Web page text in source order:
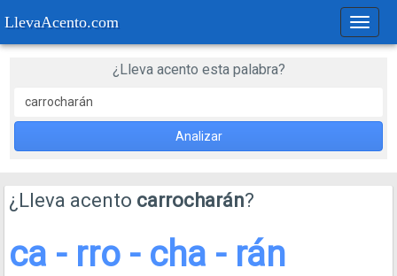
LlevaAcento.com
de
¿Lleva acento esta palabra?
Analizar
¿Lleva acento carrocharán?
ca - rro - cha - rán